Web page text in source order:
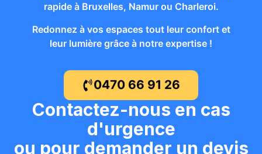
rapide à Bruxelles, Namur ou Charleroi.
Redonnez à vos espaces tout leur confort et
leur lumière grâce à notre expertise !
0470 66 91 26
Contactez-nous en cas
d'urgence
ou pour demander un devis